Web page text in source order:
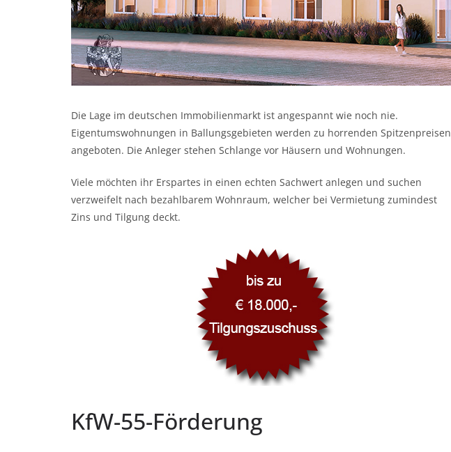
Die Lage im deutschen Immobilienmarkt ist angespannt wie noch nie.
Eigentumswohnungen in Ballungsgebieten werden zu horrenden Spitzenpreisen
angeboten. Die Anleger stehen Schlange vor Häusern und Wohnungen.
Viele möchten ihr Erspartes in einen echten Sachwert anlegen und suchen
verzweifelt nach bezahlbarem Wohnraum, welcher bei Vermietung zumindest
Zins und Tilgung deckt.
KfW-55-Förderung